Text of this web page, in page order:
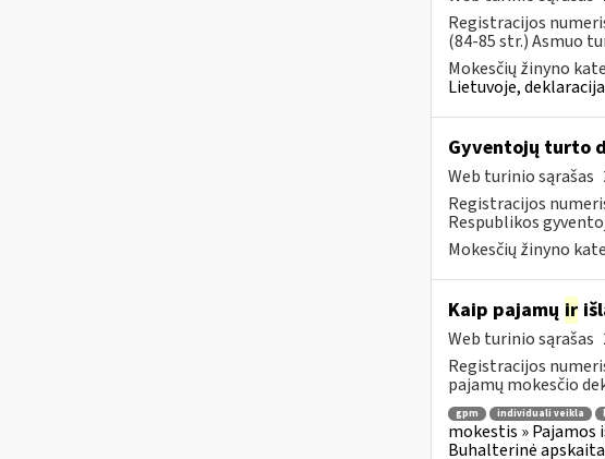
Registracijos
(84-85 str.) Asmuo
Mokesčių žinyno
Lietuvoje,
Gyventojų turto
Web turinio sąrašas
Registracijos
Respublikos
Mokesčių žinyno
Kaip pajamų ir
Web turinio sąrašas
Registracijos
pajamų mokesčio
gpm individuali veikla
mokestis » Pajamos
Buhalterinė